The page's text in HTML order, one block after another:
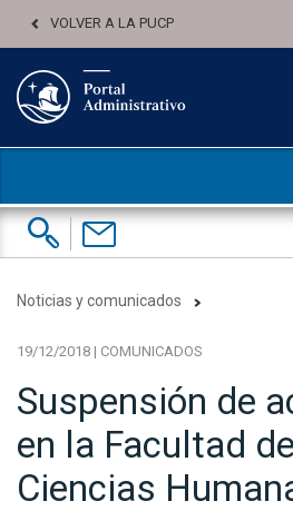
VOLVER A LA PUCP
Buscar:
Contáctenos
Noticias y comunicados
19/12/2018 | COMUNICADOS
Suspensión de
en la Facultad
Ciencias